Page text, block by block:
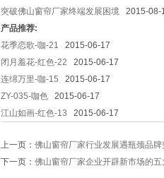
突破佛山窗帘厂家终端发展困境 2015-08-
产品推荐:
花季恋歌-咖-21 2015-06-17
闭月羞花-红色-22 2015-06-17
连绵万里-咖-15 2015-06-17
ZY-035-咖色 2015-06-17
江山如画-红色-13 2015-06-17
上一页： 佛山窗帘厂家行业发展遇瓶颈品
下一页： 佛山窗帘厂家企业开辟新市场的五